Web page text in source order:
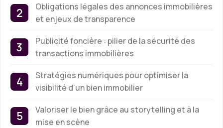
Obligations légales des annonces immobilières
et enjeux de transparence
Publicité foncière : pilier de la sécurité des
transactions immobilières
Stratégies numériques pour optimiser la
visibilité d’un bien immobilier
Valoriser le bien grâce au storytelling et à la
mise en scène